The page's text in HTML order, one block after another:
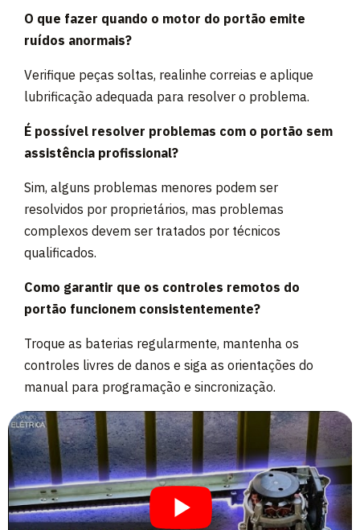
O que fazer quando o motor do portão emite
ruídos anormais?
Verifique peças soltas, realinhe correias e aplique
lubrificação adequada para resolver o problema.
É possível resolver problemas com o portão sem
assistência profissional?
Sim, alguns problemas menores podem ser
resolvidos por proprietários, mas problemas
complexos devem ser tratados por técnicos
qualificados.
Como garantir que os controles remotos do
portão funcionem consistentemente?
Troque as baterias regularmente, mantenha os
controles livres de danos e siga as orientações do
manual para programação e sincronização.